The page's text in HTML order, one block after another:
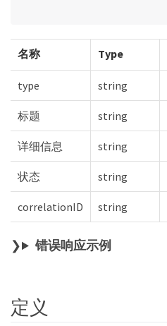
名称 Type
type string
标题 string
详细信息 string
状态 string
correlationID string
错误响应示例
定义